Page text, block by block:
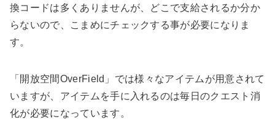
換コードは多くありませんが、どこで支給されるか分か
らないので、こまめにチェックする事が必要になりま
す。
「開放空間OverField」では様々なアイテムが用意されて
いますが、アイテムを手に入れるのは毎日のクエスト消
化が必要になっています。